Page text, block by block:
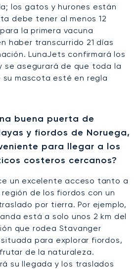
los gatos y hurones están
debe tener al menos 12
la primera vacuna
haber transcurrido 21 días
LunaJets confirmará los
se asegurará de que toda la
mascota esté en regla
buena puerta de
y fiordos de Noruega,
para llegar a los
costeros cercanos?
un excelente acceso tanto a
de los fiordos con un
por tierra. Por ejemplo,
está a solo unos 2 km del
que rodea Stavanger
para explorar fiordos,
de la naturaleza.
su llegada y los traslados